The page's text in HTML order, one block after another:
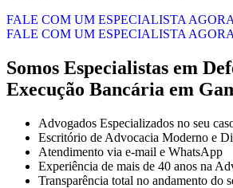
FALE COM UM ESPECIALISTA AGORA
FALE COM UM ESPECIALISTA AGORA
Somos Especialistas em
Execução Bancária em
Advogados Especializados no seu
Escritório de Advocacia Moderno e
Atendimento via e-mail e WhatsApp
Experiência de mais de 40 anos na
Transparência total no andamento do